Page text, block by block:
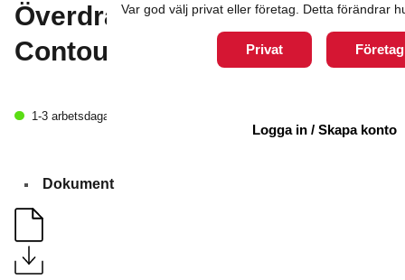
Överdrag Pediatric
Contoured
1-3 arbetsdagar
exkl. moms
Dokument
Var god välj privat eller företag. Detta förändrar
Privat Företag
Logga in / Skapa konto